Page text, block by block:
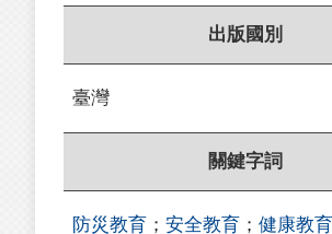
出版國別
臺灣
關鍵字詞
防災教育 ； 安全教育 ； 健康教育